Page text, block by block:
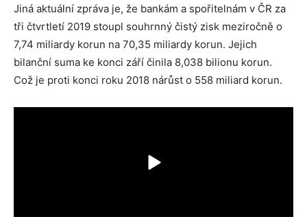
Jiná aktuální zpráva je, že bankám a spořitelnám v ČR za
tři čtvrtletí 2019 stoupl souhrnný čistý zisk meziročně o
7,74 miliardy korun na 70,35 miliardy korun. Jejich
bilanční suma ke konci září činila 8,038 bilionu korun.
Což je proti konci roku 2018 nárůst o 558 miliard korun.